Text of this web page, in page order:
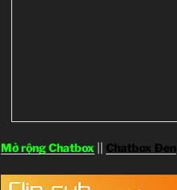
Mở rộng Chatbox Chatbox Đen